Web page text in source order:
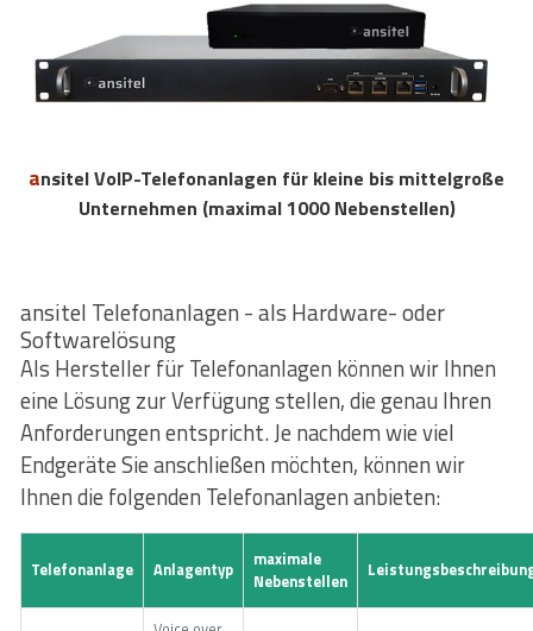
ansitel VoIP-Telefonanlagen für kleine bis mittelgroße
Unternehmen (maximal 1000 Nebenstellen)
ansitel Telefonanlagen - als Hardware- oder
Softwarelösung
Als Hersteller für Telefonanlagen können wir Ihnen
eine Lösung zur Verfügung stellen, die genau Ihren
Anforderungen entspricht. Je nachdem wie viel
Endgeräte Sie anschließen möchten, können wir
Ihnen die folgenden Telefonanlagen anbieten:
Telefonanlage Anlagentyp
maximale
Nebenstellen